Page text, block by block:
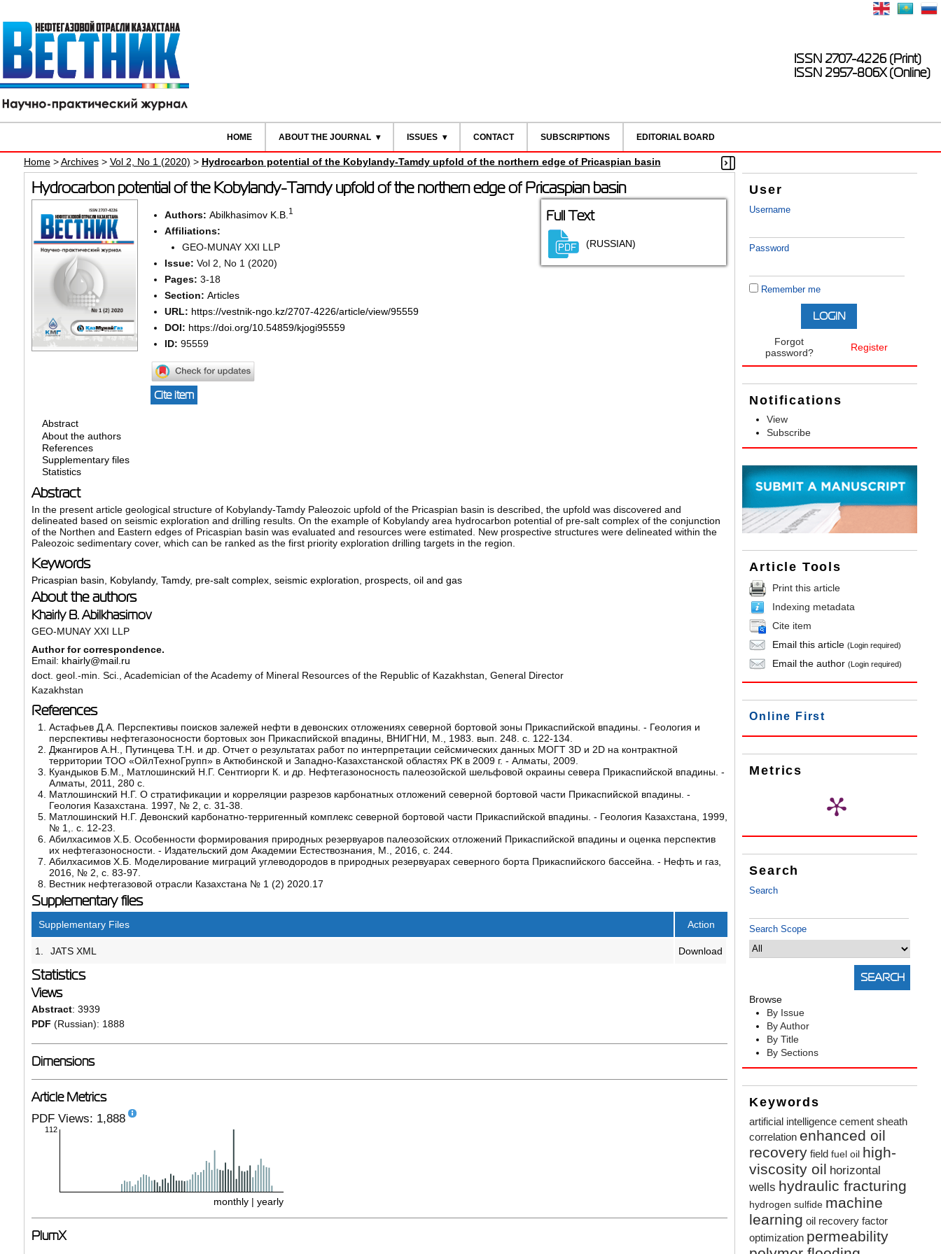
ISSN 2707-4226 (Print)
ISSN 2957-806X (Online)
HOME ABOUT THE JOURNAL ISSUES CONTACT SUBSCRIPTIONS EDITORIAL BOARD
User
Username
Password
Remember me
Forgot
password?
Register
Notifications
View
Subscribe
Article Tools
Print this article
Indexing metadata
Cite item
Email this article(Login required)
Email the author(Login required)
Online First
Metrics
Search
Search
Search Scope
Browse
By Issue
By Author
By Title
By Sections
Keywords
artificial intelligence cement sheath
correlation enhanced oil
recovery field fuel oil high-
viscosity oil horizontal
wells hydraulic fracturing
hydrogen sulfide machine
learning oil recovery factor
optimization permeability
Home>Archives> Vol 2, No 1 (2020) > Hydrocarbon potential of the Kobylandy-Tamdy upfold of the northern edge of Pricaspian basin
Hydrocarbon potential of the Kobylandy-Tamdy upfold of the northern edge of Pricaspian basin
Authors: Abilkhasimov K.B. 1
Affiliations:
GEO-MUNAY XXI LLP
Issue: Vol 2, No 1 (2020)
Pages: 3-18
Section: Articles
URL: https://vestnik-ngo.kz/2707-4226/article/view/95559
DOI: https://doi.org/10.54859/kjogi95559
ID: 95559
Cite item
Full Text
(RUSSIAN)
Abstract
About the authors
References
Supplementary files
Statistics
Abstract
In the present article geological structure of Kobylandy-Tamdy Paleozoic upfold of the Pricaspian basin is described, the upfold was discovered and
delineated based on seismic exploration and drilling results. On the example of Kobylandy area hydrocarbon potential of pre-salt complex of the conjunction
of the Northen and Eastern edges of Pricaspian basin was evaluated and resources were estimated. New prospective structures were delineated within the
Paleozoic sedimentary cover, which can be ranked as the first priority exploration drilling targets in the region.
Keywords
Pricaspian basin Kobylandy, Tamdy, pre-salt complex, seismic exploration prospects, oil and gas
About the authors
Khairly B. Abilkhasimov
GEO-MUNAY XXI LLP
Author for correspondence.
Email: khairly@mail.ru
doct. geol.-min. Sci., Academician of the Academy of Mineral Resources of the Republic of Kazakhstan, General Director
Kazakhstan
References
Астафьев Д.А. Перспективы поисков залежей нефти в девонских отложениях северной бортовой зоны Прикаспийской впадины. - Геология и
перспективы нефтегазоносности бортовых зон Прикаспийской впадины, ВНИГНИ, М., 1983. вып. 248. с. 122-134.
Джангиров А.Н., Путинцева Т.Н. и др. Отчет о результатах работ по интерпретации сейсмических данных МОГТ 3D и 2D на контрактной
территории ТОО «ОйлТехноГрупп» в Актюбинской и Западно-Казахстанской областях РК в 2009 г. - Алматы, 2009.
Куандыков Б.М., Матлошинский Н.Г. Сентгиорги К. и др. Нефтегазоносность палеозойской шельфовой окраины севера Прикаспийской впадины. -
Алматы, 2011, 280 с.
Матлошинский Н.Г. О стратификации и корреляции разрезов карбонатных отложений северной бортовой части Прикаспийской впадины. -
Геология Казахстана. 1997, № 2, с. 31-38.
Матлошинский Н.Г. Девонский карбонатно-терригенный комплекс северной бортовой части Прикаспийской впадины. - Геология Казахстана, 1999,
№ 1,. с. 12-23.
Абилхасимов Х.Б. Особенности формирования природных резервуаров палеозойских отложений Прикаспийской впадины и оценка перспектив
их нефтегазоносности. - Издательский дом Академии Естествознания, М., 2016, с. 244.
Абилхасимов Х.Б. Моделирование миграций углеводородов в природных резервуарах северного борта Прикаспийского бассейна. - Нефть и газ,
2016, № 2, с. 83-97.
Вестник нефтегазовой отрасли Казахстана № 1 (2) 2020.17
Supplementary files
Supplementary Files Action
1. JATS XML Download
Statistics
Views
Abstract: 3939
PDF (Russian): 1888
Dimensions
Article Metrics
PDF Views: 1,888
112
monthly| yearly
PlumX